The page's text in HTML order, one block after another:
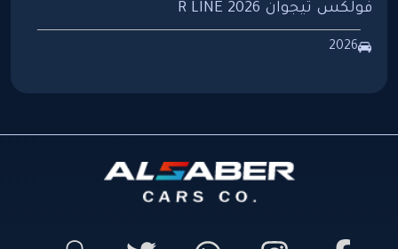
فولكس تيجوان R LINE 2026
2026